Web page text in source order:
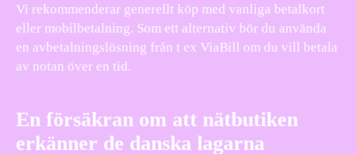
Vi rekommenderar generellt köp med vanliga betalkort
eller mobilbetalning. Som ett alternativ bör du använda
en avbetalningslösning från t ex ViaBill om du vill betala
av notan över en tid.
En försäkran om att nätbutiken
erkänner de danska lagarna